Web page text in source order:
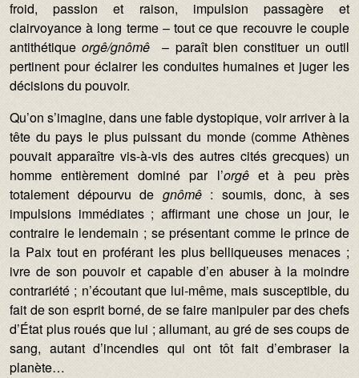
froid, passion et raison, impulsion passagère et
clairvoyance à long terme – tout ce que recouvre le couple
antithétiqueorgê/gnômê– paraît bien constituer un outil
pertinent pour éclairer les conduites humaines et juger les
décisions du pouvoir.
Qu’on s’imagine, dans une fable dystopique, voir arriver à la
tête du pays le plus puissant du monde (comme Athènes
pouvait apparaître vis-à-vis des autres cités grecques) un
homme entièrement dominé par l’orgê et à peu près
totalement dépourvu de gnômê : soumis, donc, à ses
impulsions immédiates ; affirmant une chose un jour, le
contraire le lendemain ; se présentant comme le prince de
la Paix tout en proférant les plus belliqueuses menaces ;
ivre de son pouvoir et capable d’en abuser à la moindre
contrariété ; n’écoutant que lui-même, mais susceptible, du
fait de son esprit borné, de se faire manipuler par des chefs
d’État plus roués que lui ; allumant, au gré de ses coups de
sang, autant d’incendies qui ont tôt fait d’embraser la
planète…